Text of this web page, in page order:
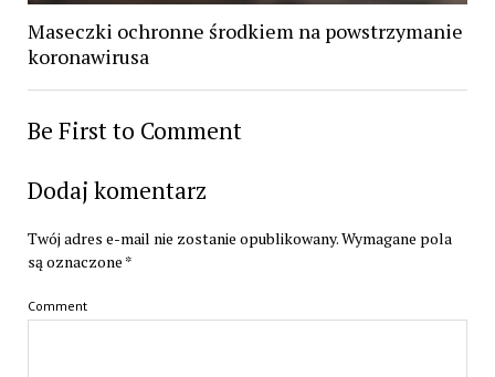
Maseczki ochronne środkiem na powstrzymanie
koronawirusa
Be First to Comment
Dodaj komentarz
Twój adres e-mail nie zostanie opublikowany.Wymagane pola
są oznaczone *
Comment